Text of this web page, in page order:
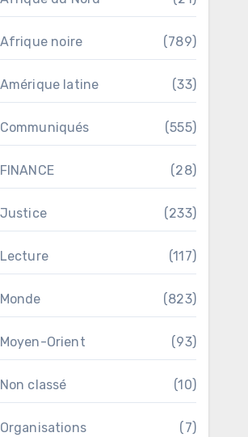
Afrique noire (789)
Amérique latine (33)
Communiqués (555)
FINANCE (28)
Justice (233)
Lecture (117)
Monde (823)
Moyen-Orient (93)
Non classé (10)
Organisations (7)